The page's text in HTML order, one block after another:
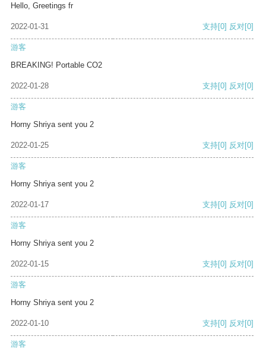
Hello, Greetings fr
2022-01-31 支持[0] 反对[0]
游客
BREAKING! Portable CO2
2022-01-28 支持[0] 反对[0]
游客
Horny Shriya sent you 2
2022-01-25 支持[0] 反对[0]
游客
Horny Shriya sent you 2
2022-01-17 支持[0] 反对[0]
游客
Horny Shriya sent you 2
2022-01-15 支持[0] 反对[0]
游客
Horny Shriya sent you 2
2022-01-10 支持[0] 反对[0]
游客